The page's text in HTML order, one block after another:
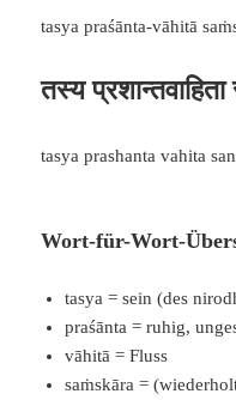
tasya praśānta-vāhitā
तस्य
tasya prashanta vahita
Wort-für-Wort-
tasya = sein (des
praśānta = ruhig,
vāhitā = Fluss
saṁskāra =